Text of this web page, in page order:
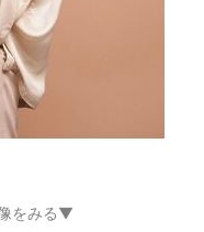
をみる▼